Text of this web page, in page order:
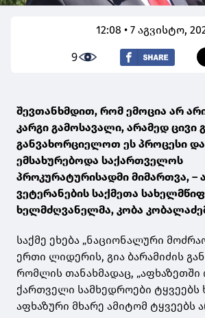
12:08 • 7 აგვისტო,
9
შევთანხმდით, რომ ემოცია არ
კარგი გამოსავალი, არამედ ცივი
განვახორციელოთ ეს პროცესი
ემსახურებოდა საქართველოს
პროკურატურისადმი მიმართვა, –
ვეტერანების საქმეთა
ხელმძღვანელმა, კობა
საქმე ეხება „ნაციონალური
ერთი ლიდერის, გია ბარამიძის
რომლის თანახმადაც,
ქართველი სამხედროები
აფხაზური მხარე ამიტომ ტყვეებს